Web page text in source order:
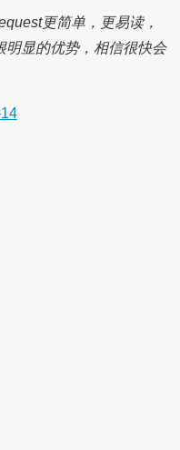
更简单，更易读，
明显的优势，相信很快会